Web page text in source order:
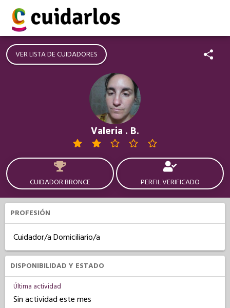
VER LISTA DE CUIDADORES
Valeria . B.
CUIDADOR BRONCE PERFIL VERIFICADO
PROFESIÓN
Cuidador/a Domiciliario/a
DISPONIBILIDAD Y ESTADO
Última actividad
Sin actividad este mes